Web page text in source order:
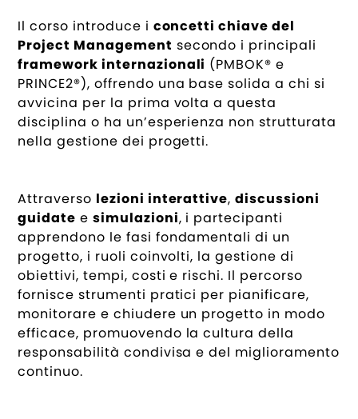
Il corso introduce i concetti chiave del
Project Management secondo i principali
framework internazionali (PMBOK® e
PRINCE2®), offrendo una base solida a chi si
avvicina per la prima volta a questa
disciplina o ha un’esperienza non strutturata
nella gestione dei progetti.
Attraverso lezioni interattive,discussioni
guidate esimulazioni, i partecipanti
apprendono le fasi fondamentali di un
progetto, i ruoli coinvolti, la gestione di
obiettivi, tempi, costi e rischi. Il percorso
fornisce strumenti pratici per pianificare,
monitorare e chiudere un progetto in modo
efficace, promuovendo la cultura della
responsabilità condivisa e del miglioramento
continuo.